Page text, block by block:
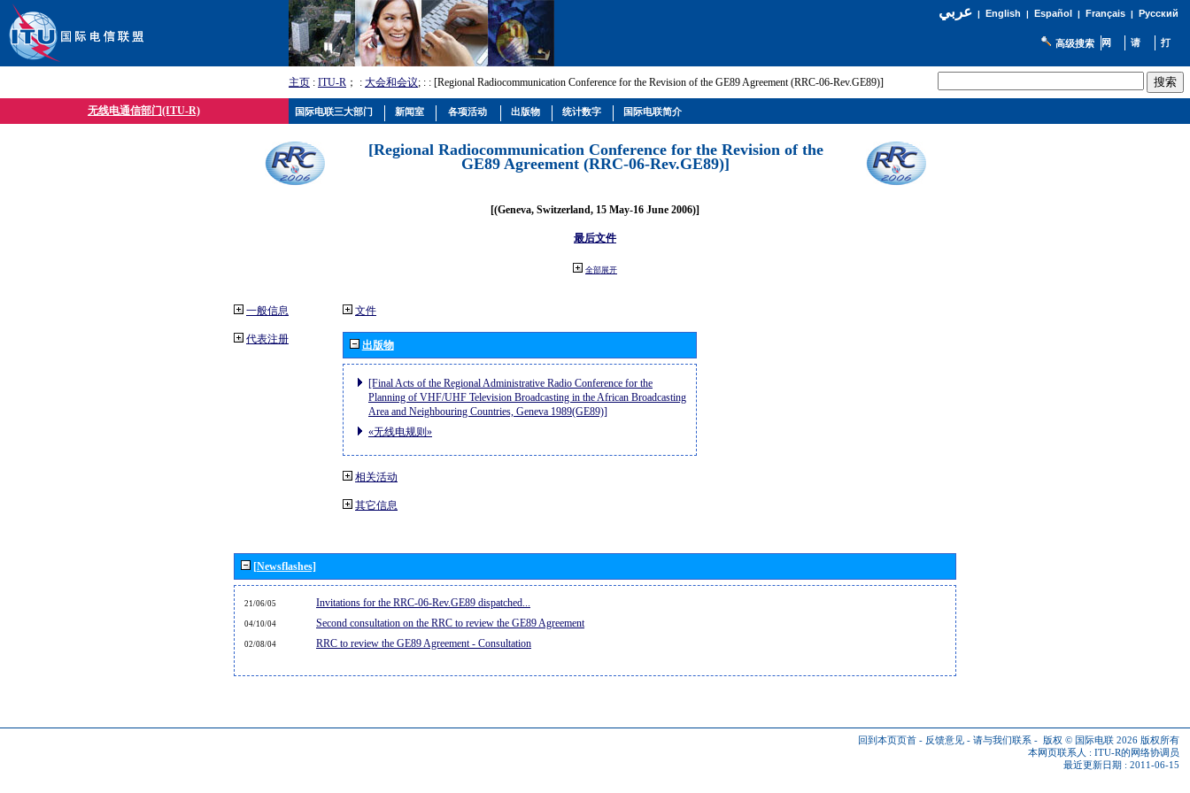
عربي| English | Español | Français| Русский
高级搜索
主页 : ITU-R ； : 大会和会议; : : [Regional Radiocommunication Conference for the Revision of the GE89 Agreement (RRC-06-Rev.GE89)]
无线电通信部门(ITU-R)
[Regional Radiocommunication Conference for the Revision of the
GE89 Agreement (RRC-06-Rev.GE89)]
[(Geneva, Switzerland, 15 May-16 June 2006)]
最后文件
全部展开
一般信息
代表注册
文件
出版物
[Final Acts of the Regional Administrative Radio Conference for the
Planning of VHF/UHF Television Broadcasting in the African Broadcasting
Area and Neighbouring Countries, Geneva 1989(GE89)]
«无线电规则»
相关活动
其它信息
[Newsflashes]
21/06/05 Invitations for the RRC-06-Rev.GE89 dispatched...
04/10/04 Second consultation on the RRC to review the GE89 Agreement
02/08/04 RRC to review the GE89 Agreement - Consultation
回到本页页首 - 反馈意见 - 请与我们联系 - 版权 © 国际电联 2026 版权所有
本网页联系人 : ITU-R的网络协调员
最近更新日期 : 2011-06-15
国际电联三大部门 新闻室 各项活动 出版物 统计数字 国际电联简介